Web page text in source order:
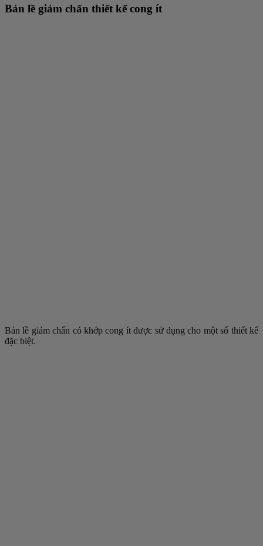
Bản lề giảm chấn thiết kế cong ít
Bản lề giảm chấn có khớp cong ít được sử dụng cho một số thiết kế
đặc biệt.